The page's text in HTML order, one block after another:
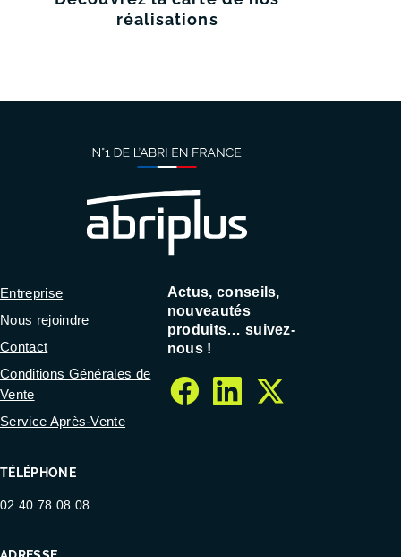
réalisations
TÉLÉPHONE
02 40 78 08 08
Entreprise
Nous rejoindre
Contact
Conditions Générales de
Vente
Service Après-Vente
Actus, conseils,
nouveautés
produits… suivez-
nous !
facebook
linkedin
twitter